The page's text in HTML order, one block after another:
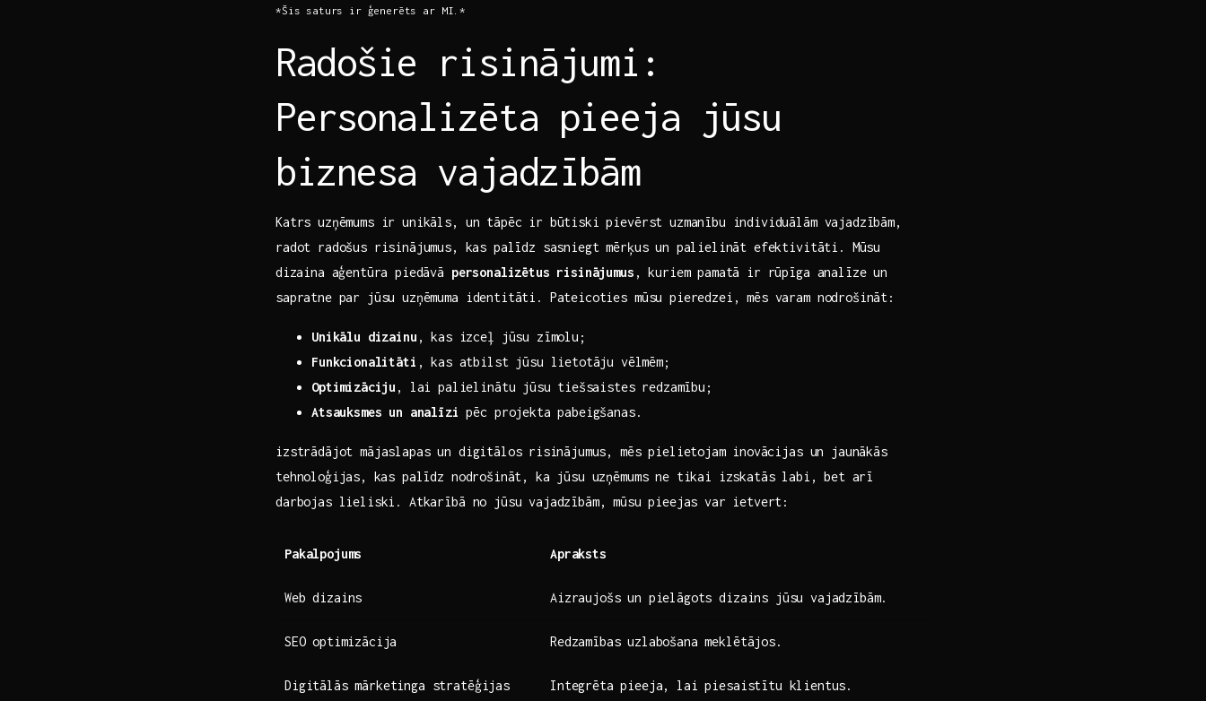
*Šis saturs ir ģenerēts ar MI.*
Radošie risinājumi:
Personalizēta pieeja‍ jūsu
biznesa vajadzībām
Katrs uzņēmums‌ ir unikāls, un tāpēc ir būtiski pievērst uzmanību individuālām vajadzībām,‌
radot‍ radošus risinājumus, ⁣kas palīdz sasniegt mērķus un ‌palielināt efektivitāti. Mūsu
⁢dizaina aģentūra piedāvā personalizētus risinājumus ,​ kuriem pamatā​ ir rūpīga​ analīze un ​
sapratne​ par jūsu uzņēmuma identitāti. ‍Pateicoties mūsu​ pieredzei, mēs varam nodrošināt:
Unikālu ‌dizainu , kas izceļ jūsu zīmolu;
Funkcionalitāti , kas atbilst jūsu lietotāju vēlmēm;
Optimizāciju , lai palielinātu ⁤jūsu ​tiešsaistes redzamību;
Atsauksmes un analīzi ​pēc projekta pabeigšanas.
izstrādājot mājaslapas un ‍digitālos ⁢risinājumus, mēs pielietojam⁢ inovācijas un ​jaunākās
tehnoloģijas,⁣ kas palīdz nodrošināt, ka jūsu uzņēmums ‌ne tikai izskatās labi,⁣ bet arī
darbojas lieliski. Atkarībā no jūsu vajadzībām,‍ mūsu ⁢pieejas var ietvert:
Pakalpojums Apraksts
Web dizains Aizraujošs un pielāgots dizains jūsu vajadzībām.
SEO ⁢optimizācija Redzamības uzlabošana meklētājos.
Digitālās mārketinga stratēģijas Integrēta pieeja, lai‌ piesaistītu klientus.